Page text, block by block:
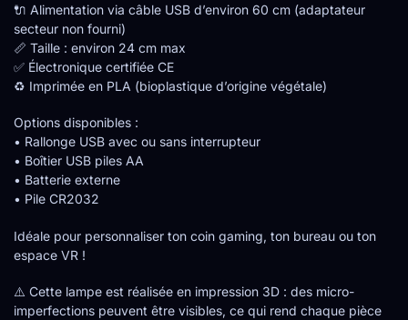
🔌 Alimentation via câble USB d’environ 60 cm (adaptateur
secteur non fourni)
📏 Taille : environ 24 cm max
✅ Électronique certifiée CE
♻️ Imprimée en PLA (bioplastique d’origine végétale)
Options disponibles :
• Rallonge USB avec ou sans interrupteur
• Boîtier USB piles AA
• Batterie externe
• Pile CR2032
Idéale pour personnaliser ton coin gaming, ton bureau ou ton
espace VR !
⚠️ Cette lampe est réalisée en impression 3D : des micro-
imperfections peuvent être visibles, ce qui rend chaque pièce